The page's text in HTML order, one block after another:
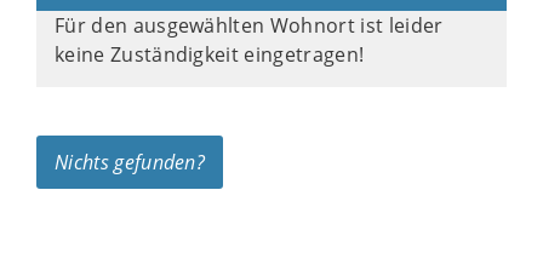
Für den ausgewählten Wohnort ist leider
keine Zuständigkeit eingetragen!
Nichts gefunden?